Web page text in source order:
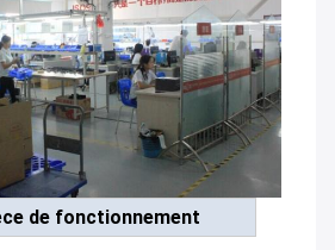
de fonctionnement